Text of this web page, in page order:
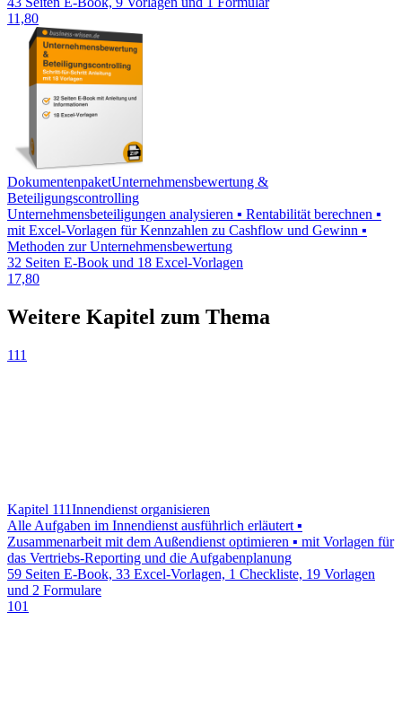
11,80
DokumentenpaketUnternehmensbewertung &
Beteiligungscontrolling
Unternehmensbeteiligungen analysieren ▪ Rentabilität berechnen ▪
mit Excel-Vorlagen für Kennzahlen zu Cashflow und Gewinn ▪
Methoden zur Unternehmensbewertung
32 Seiten E-Book und 18 Excel-Vorlagen
17,80
Weitere Kapitel zum Thema
111
Kapitel 111Innendienst organisieren
Alle Aufgaben im Innendienst ausführlich erläutert ▪
Zusammenarbeit mit dem Außendienst optimieren ▪ mit Vorlagen für
das Vertriebs-Reporting und die Aufgabenplanung
59 Seiten E-Book, 33 Excel-Vorlagen, 1 Checkliste, 19 Vorlagen
und 2 Formulare
101